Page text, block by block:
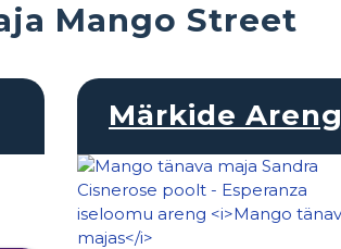
Mango Street
Märkide Areng